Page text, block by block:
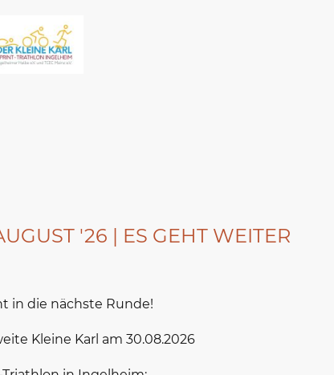
'26 | ES GEHT WEITER
in die nächste Runde!
Kleine Karl am 30.08.2026